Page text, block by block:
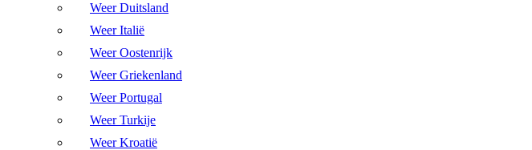
Weer Duitsland
Weer Italië
Weer Oostenrijk
Weer Griekenland
Weer Portugal
Weer Turkije
Weer Kroatië